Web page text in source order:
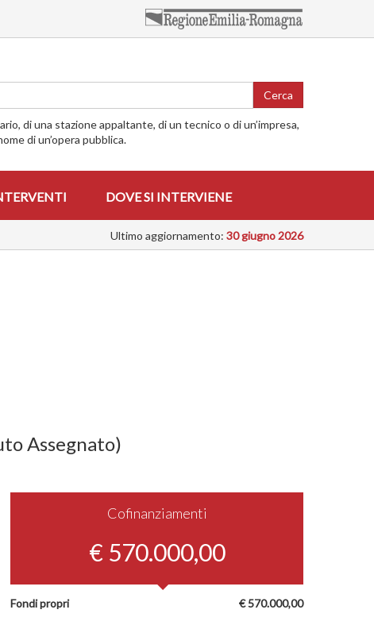
Cerca
di una stazione appaltante, di un tecnico o di un’impresa,
di un’opera pubblica.
DOVE SI INTERVIENE
Ultimo aggiornamento: 30 giugno 2026
Assegnato)
Cofinanziamenti
€ 570.000,00
€ 570.000,00
Fondi propri